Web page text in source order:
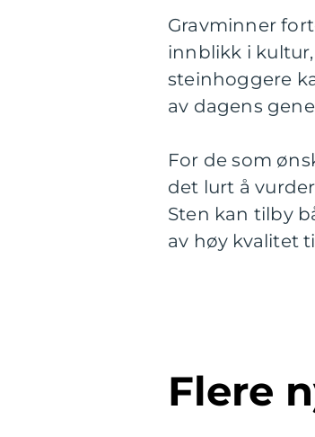
Gravminner
innblikk i
steinhoggere
av dagens
For de som
det lurt å
Sten kan tilby
av høy kvalitet
Flere